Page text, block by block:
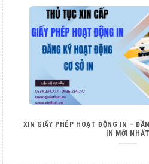
XIN GIẤY PHÉP HOẠT ĐỘNG IN –
IN MỚI NHẤT